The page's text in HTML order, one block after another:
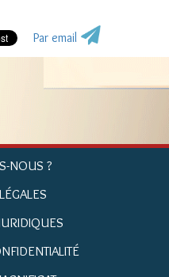
Par email
NOUS ?